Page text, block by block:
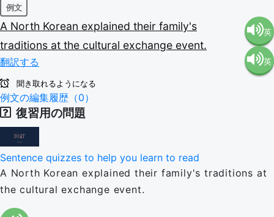
例文
A North Korean explained their family's
traditions at the cultural exchange event.
翻訳する
英
語（米
英
聞き取れるようになる
例文の編集履歴（0）
復習用の問題
Sentence quizzes to help you learn to read
A North Korean explained their family's traditions at
the cultural exchange event.